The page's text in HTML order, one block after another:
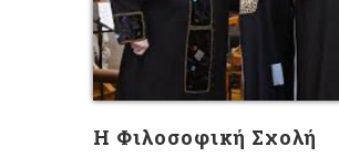
H Φιλοσοφική Σχολή